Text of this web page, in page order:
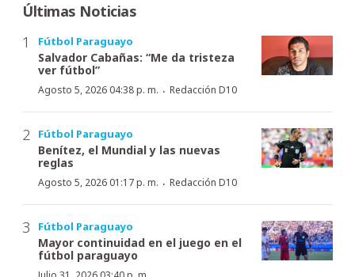
Últimas Noticias
Fútbol Paraguayo
Salvador Cabañas: “Me da tristeza
ver fútbol”
Agosto 5, 2026 04:38 p. m. · Redacción D10
Fútbol Paraguayo
Benítez, el Mundial y las nuevas
reglas
Agosto 5, 2026 01:17 p. m. · Redacción D10
Fútbol Paraguayo
Mayor continuidad en el juego en el
fútbol paraguayo